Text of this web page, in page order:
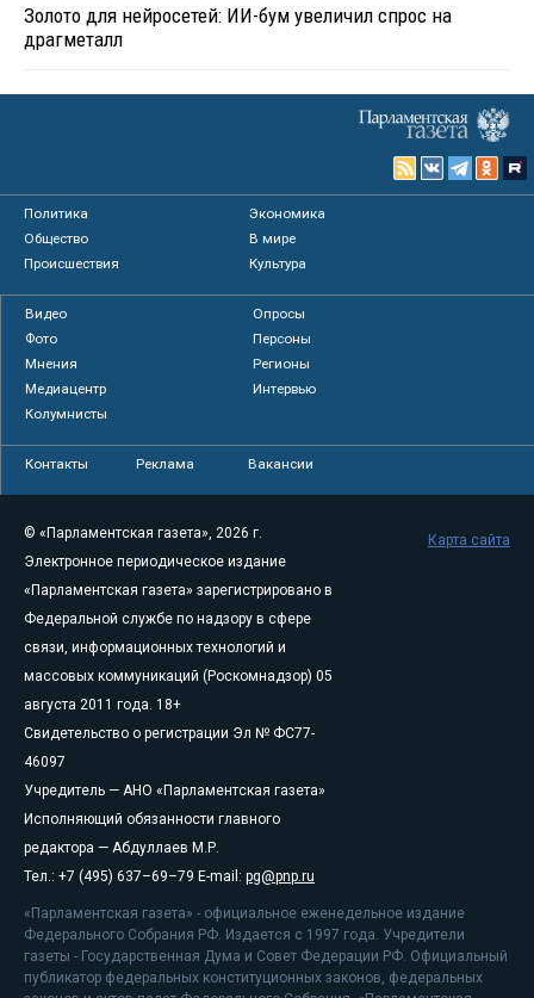
Золото для нейросетей: ИИ-бум увеличил спрос на
драгметалл
Политика
Экономика
Общество
В мире
Происшествия
Культура
Видео
Опросы
Фото
Персоны
Мнения
Регионы
Медиацентр
Интервью
Колумнисты
Контакты Реклама Вакансии
© «Парламентская газета», 2026 г.
Электронное периодическое издание
«Парламентская газета» зарегистрировано в
Федеральной службе по надзору в сфере
связи, информационных технологий и
массовых коммуникаций (Роскомнадзор) 05
августа 2011 года. 18+
Свидетельство о регистрации Эл № ФС77-
46097
Учредитель — АНО «Парламентская газета»
Исполняющий обязанности главного
редактора — Абдуллаев М.Р.
Тел.: +7 (495) 637–69–79 E-mail: pg@pnp.ru
«Парламентская газета» - официальное еженедельное издание
Федерального Собрания РФ. Издается с 1997 года. Учредители
газеты - Государственная Дума и Совет Федерации РФ. Официальный
публикатор федеральных конституционных законов, федеральных
Карта сайта